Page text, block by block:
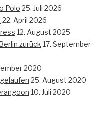
Polo 25. Juli 2026
22. April 2026
12. August 2025
zurück 17. September
2020
25. August 2020
10. Juli 2020